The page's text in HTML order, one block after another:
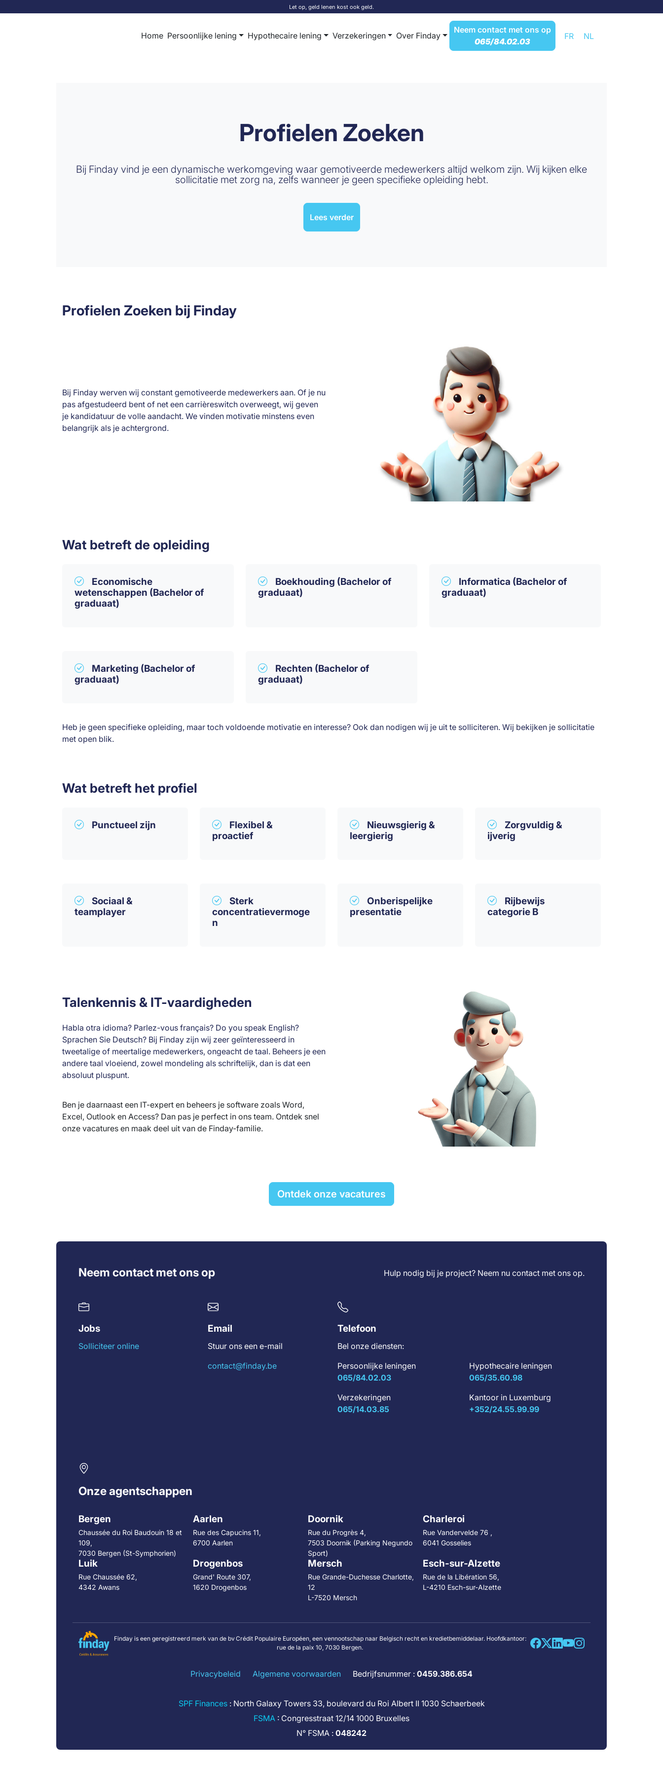
Let op, geld lenen kost ook geld.
FR NL
Neem contact met ons op
065/84.02.03
Home Persoonlijke lening Hypothecaire lening Verzekeringen Over Finday
Profielen Zoeken
Bij Finday vind je een dynamische werkomgeving waar gemotiveerde medewerkers altijd welkom zijn. Wij kijken elke
sollicitatie met zorg na, zelfs wanneer je geen specifieke opleiding hebt.
Lees verder
Profielen Zoeken bij Finday
Bij Finday werven wij constant gemotiveerde medewerkers aan. Of je nu
pas afgestudeerd bent of net een carrièreswitch overweegt, wij geven
je kandidatuur de volle aandacht. We vinden motivatie minstens even
belangrijk als je achtergrond.
Wat betreft de opleiding
Economische
wetenschappen (Bachelor of
graduaat)
Boekhouding (Bachelor of
graduaat)
Informatica (Bachelor of
graduaat)
Marketing (Bachelor of
graduaat)
Rechten (Bachelor of
graduaat)
Heb je geen specifieke opleiding, maar toch voldoende motivatie en interesse? Ook dan nodigen wij je uit te solliciteren. Wij bekijken je sollicitatie
met open blik.
Wat betreft het profiel
Punctueel zijn
Flexibel &
proactief
Nieuwsgierig &
leergierig
Zorgvuldig &
ijverig
Sociaal &
teamplayer
Sterk
concentratievermoge
n
Onberispelijke
presentatie
Rijbewijs
categorie B
Talenkennis & IT-vaardigheden
Habla otra idioma? Parlez-vous français? Do you speak English?
Sprachen Sie Deutsch? Bij Finday zijn wij zeer geïnteresseerd in
tweetalige of meertalige medewerkers, ongeacht de taal. Beheers je een
andere taal vloeiend, zowel mondeling als schriftelijk, dan is dat een
absoluut pluspunt.
Ben je daarnaast een IT-expert en beheers je software zoals Word,
Excel, Outlook en Access? Dan pas je perfect in ons team. Ontdek snel
onze vacatures en maak deel uit van de Finday-familie.
Ontdek onze vacatures
Neem contact met ons op Hulp nodig bij je project? Neem nucontact met ons op.
Jobs
Solliciteer online
Email
Stuur ons een e-mail
contact@finday.be
Telefoon
Bel onze diensten:
Persoonlijke leningen
065/84.02.03
Verzekeringen
065/14.03.85
Hypothecaire leningen
065/35.60.98
Kantoor in Luxemburg
+352/24.55.99.99
Onze agentschappen
Bergen
Chaussée du Roi Baudouin 18 et
109,
7030 Bergen (St-Symphorien)
Aarlen
Rue des Capucins 11,
6700 Aarlen
Doornik
Rue du Progrès 4,
7503 Doornik (Parking Negundo
Sport)
Charleroi
Rue Vandervelde 76 ,
6041 Gosselies
Luik
Rue Chaussée 62,
4342 Awans
Drogenbos
Grand' Route 307,
1620 Drogenbos
Mersch
Rue Grande-Duchesse Charlotte,
12
L-7520 Mersch
Esch-sur-Alzette
Rue de la Libération 56,
L-4210 Esch-sur-Alzette
Finday is een geregistreerd merk van de bv Crédit Populaire Européen, een vennootschap naar Belgisch recht en kredietbemiddelaar. Hoofdkantoor:
rue de la paix 10, 7030 Bergen.
Privacybeleid Algemene voorwaarden Bedrijfsnummer : 0459.386.654
SPF Finances: North Galaxy Towers 33, boulevard du Roi Albert II 1030 Schaerbeek
FSMA : Congresstraat 12/14 1000 Bruxelles
N° FSMA : 048242